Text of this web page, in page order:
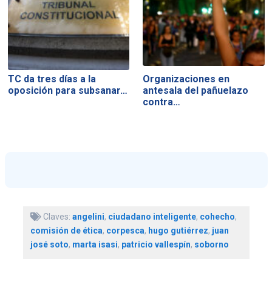
TC da tres días a la
oposición para subsanar…
Organizaciones en
antesala del pañuelazo
contra…
Claves: angelini, ciudadano inteligente, cohecho,
comisión de ética, corpesca, hugo gutiérrez, juan
josé soto, marta isasi, patricio vallespín, soborno